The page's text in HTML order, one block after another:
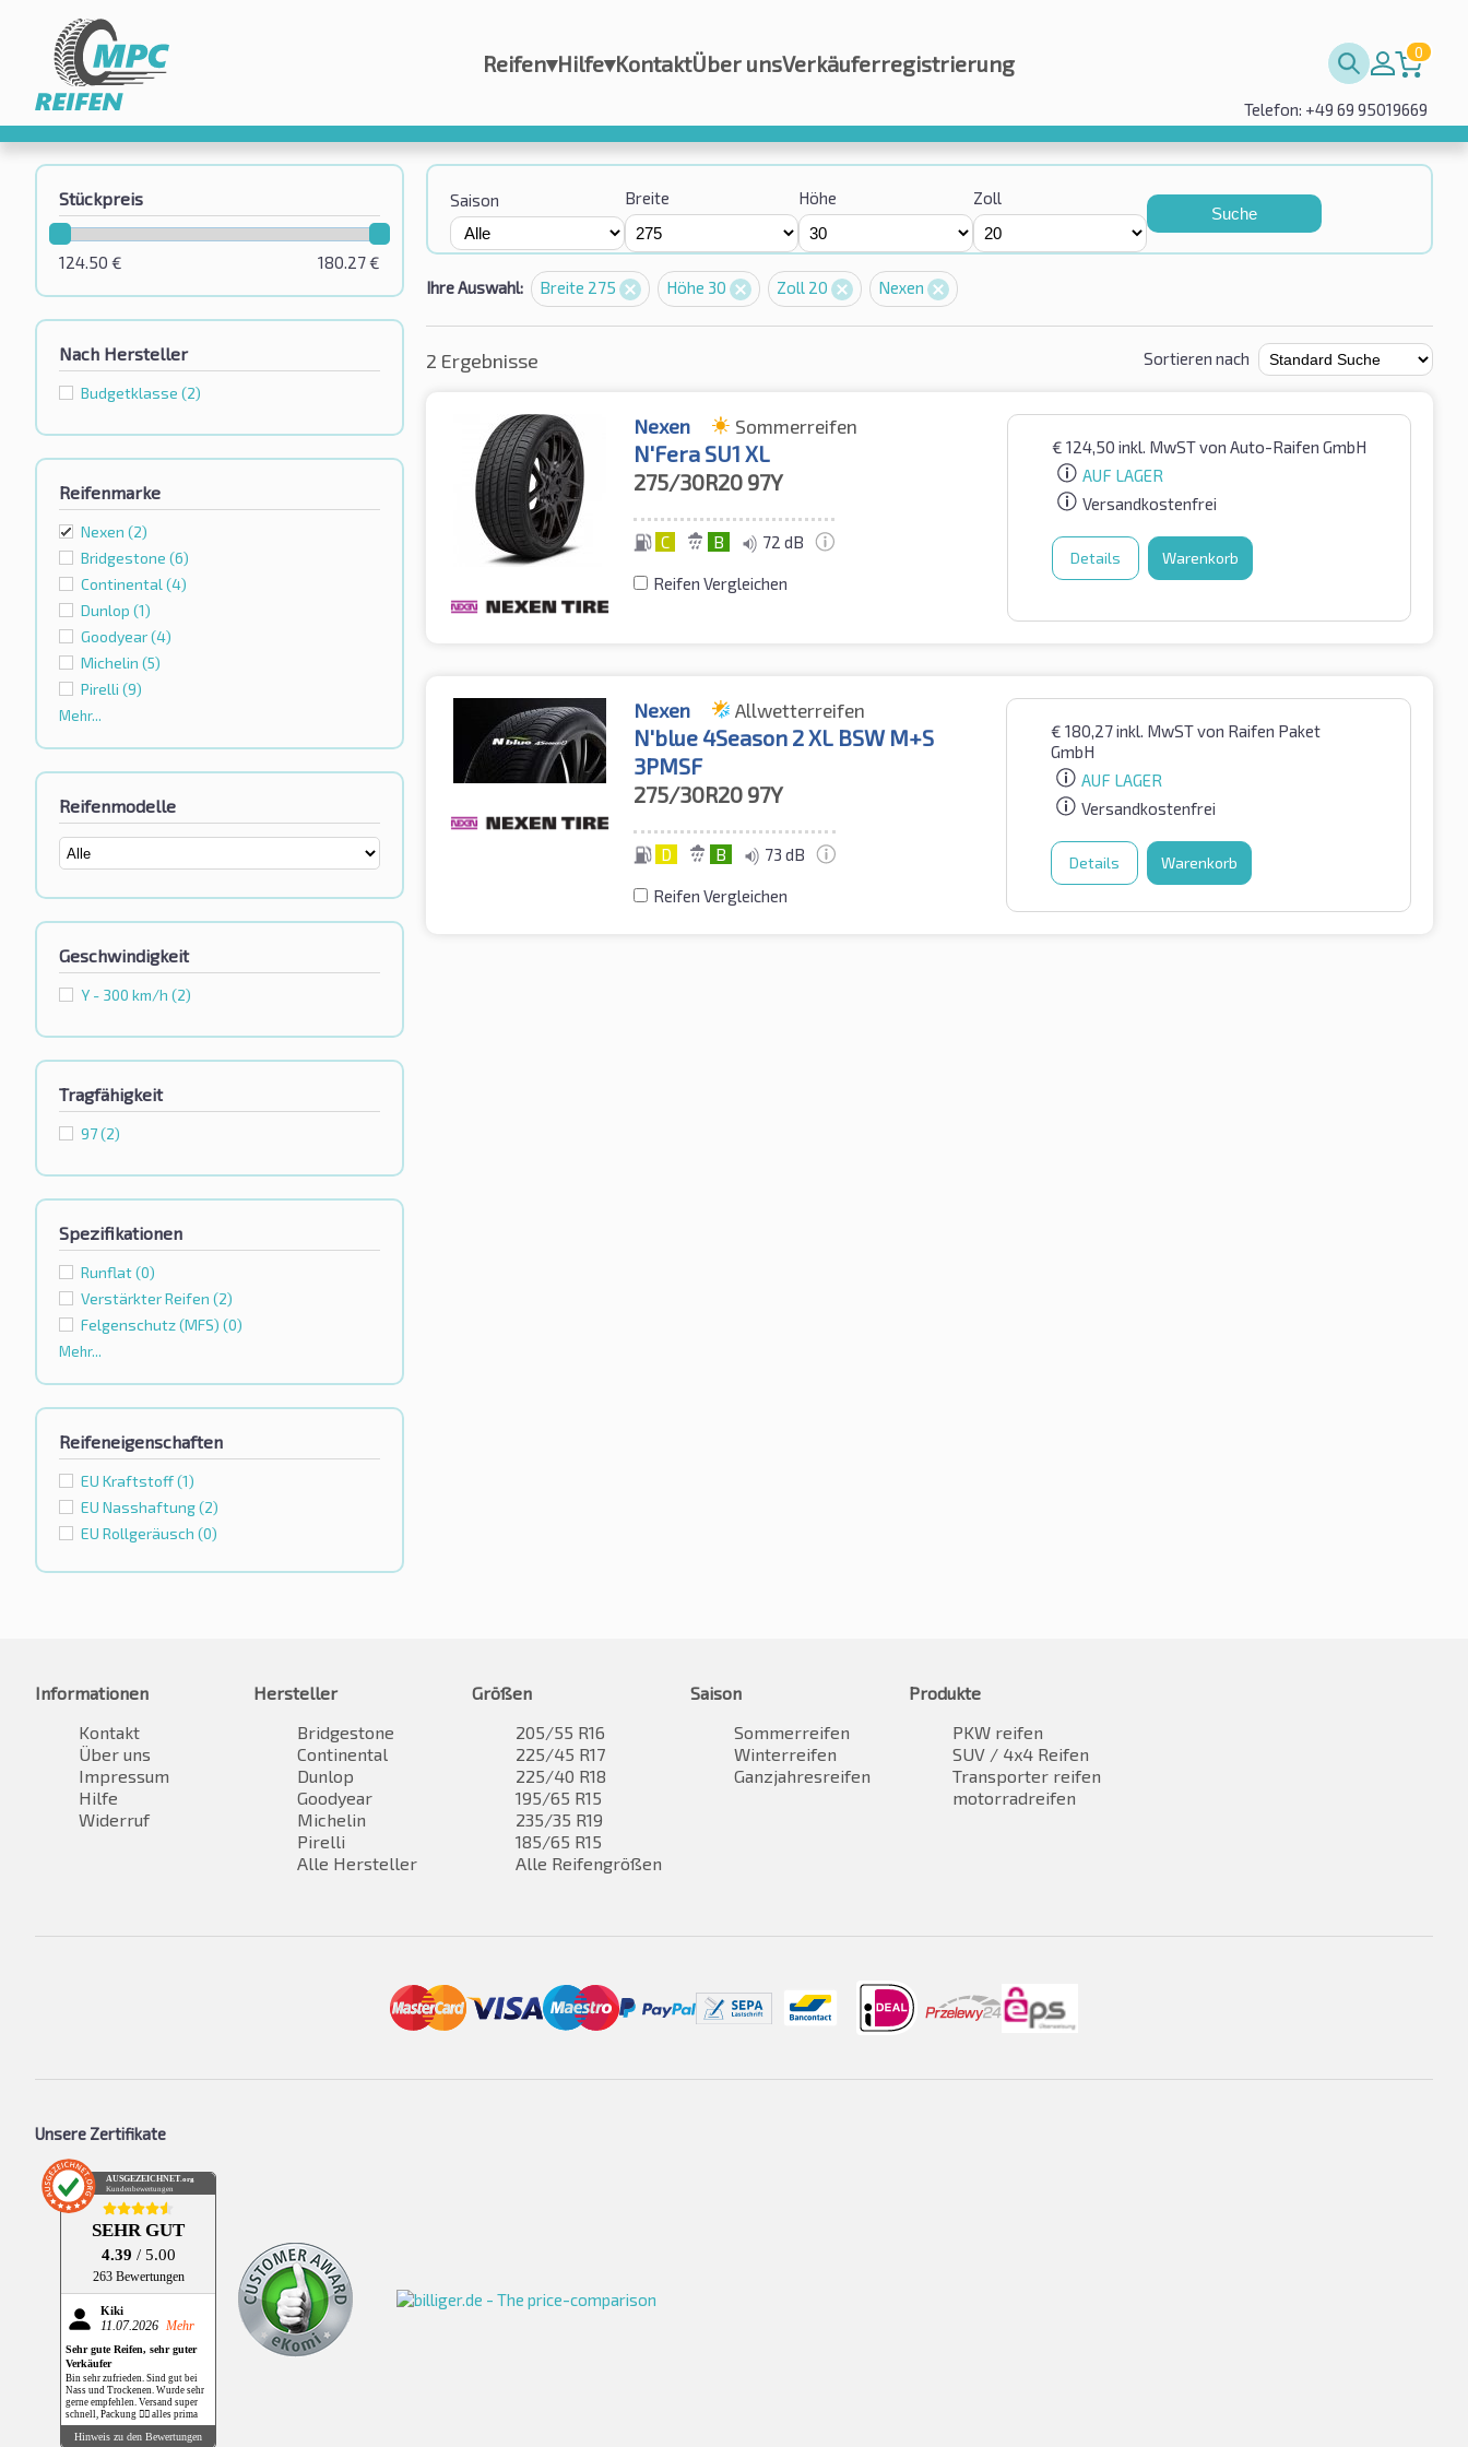
Reifen▾Hilfe▾KontaktÜber unsVerkäuferregistrierung 0
Telefon: +49 69 95019669
Stückpreis
180.27€
124.50 €
Nach Hersteller
Budgetklassе (2)
Reifenmarke
Nexen (2)
Bridgestone (6)
Continental (4)
Dunlop (1)
Goodyear(4)
Michelin (5)
Pirelli (9)
Mehr...
Reifenmodelle
Geschwindigkeit
Y - 300 km/h (2)
Tragfähigkeit
97(2)
Spezifikationen
Runflat(0)
Verstärkter Reifen (2)
Felgenschutz (MFS) (0)
Mehr...
Reifeneigenschaften
EU Kraftstoff(1)
EU Nasshaftung(2)
EU Rollgeräusch (0)
Saison Breite Höhe Zoll
Suche
Ihre Auswahl: Breite 275 Höhe 30 Zoll 20 Nexen
2 Ergebnisse Sortieren nach
Nexen Sommerreifen
N'Fera SU1 XL
275/30R20 97Y
C B 72 dB
Reifen Vergleichen
€ 124,50 inkl. MwSTvon Auto-Raifen GmbH
AUF LAGER
Versandkostenfrei
Details Warenkorb
Nexen Allwetterreifen
N'blue 4Season 2 XL BSW M+S
3PMSF
275/30R20 97Y
D B 73 dB
Reifen Vergleichen
€ 180,27inkl. MwSTvon Raifen Paket
GmbH
AUF LAGER
Versandkostenfrei
Details Warenkorb
Informationen
Kontakt
Über uns
Impressum
Hilfe
Widerruf
Hersteller
Bridgestone
Continental
Dunlop
Goodyear
Michelin
Pirelli
Alle Hersteller
Größen
205/55 R16
225/45 R17
225/40 R18
195/65 R15
235/35 R19
185/65 R15
Alle Reifengrößen
Saison
Sommerreifen
Winterreifen
Ganzjahresreifen
Produkte
PKW reifen
SUV / 4x4 Reifen
Transporter reifen
motorradreifen
Unsere Zertifikate
AUSGEZEICHNET .org
Kundenbewertungen
SEHR GUT
4.39 / 5.00
263 Bewertungen
Kiki
11.07.2026 Mehr
Sehr gute Reifen, sehr guter
Verkäufer
Bin sehr zufrieden. Sind gut bei
Nass und Trockenen. Wurde sehr
gerne empfehlen. Versand super
schnell, Packung 👌🏻 alles prima
Hinweis zu den Bewertungen